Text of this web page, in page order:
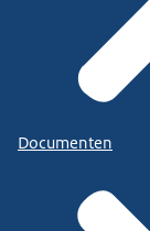
Documenten